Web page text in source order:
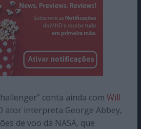
conta ainda com Will
ator interpreta George Abbey,
de voo da NASA, que